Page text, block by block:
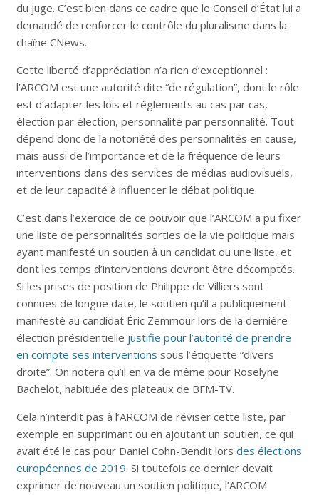
du juge. C’est bien dans ce cadre que le Conseil d’État lui a
demandé de renforcer le contrôle du pluralisme dans la
chaîne CNews.
Cette liberté d’appréciation n’a rien d’exceptionnel :
l’ARCOM est une autorité dite “de régulation”, dont le rôle
est d’adapter les lois et règlements au cas par cas,
élection par élection, personnalité par personnalité. Tout
dépend donc de la notoriété des personnalités en cause,
mais aussi de l’importance et de la fréquence de leurs
interventions dans des services de médias audiovisuels,
et de leur capacité à influencer le débat politique.
C’est dans l’exercice de ce pouvoir que l’ARCOM a pu fixer
une liste de personnalités sorties de la vie politique mais
ayant manifesté un soutien à un candidat ou une liste, et
dont les temps d’interventions devront être décomptés.
Si les prises de position de Philippe de Villiers sont
connues de longue date, le soutien qu’il a publiquement
manifesté au candidat Éric Zemmour lors de la dernière
élection présidentielle justifie pour l’autorité de prendre
en compte ses interventions sous l’étiquette “divers
droite”. On notera qu’il en va de même pour Roselyne
Bachelot, habituée des plateaux de BFM-TV.
Cela n’interdit pas à l’ARCOM de réviser cette liste, par
exemple en supprimant ou en ajoutant un soutien, ce qui
avait été le cas pour Daniel Cohn-Bendit lors des élections
européennes de 2019. Si toutefois ce dernier devait
exprimer de nouveau un soutien politique, l’ARCOM